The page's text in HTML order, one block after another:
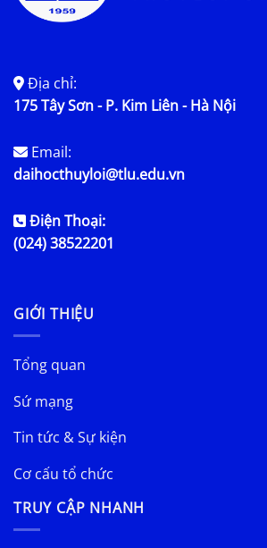
Địa chỉ:
175 Tây Sơn - P. Kim Liên - Hà Nội
Email:
daihocthuyloi@tlu.edu.vn
Điện Thoại:
(024) 38522201
GIỚI THIỆU
Tổng quan
Sứ mạng
Tin tức & Sự kiện
Cơ cấu tổ chức
TRUY CẬP NHANH